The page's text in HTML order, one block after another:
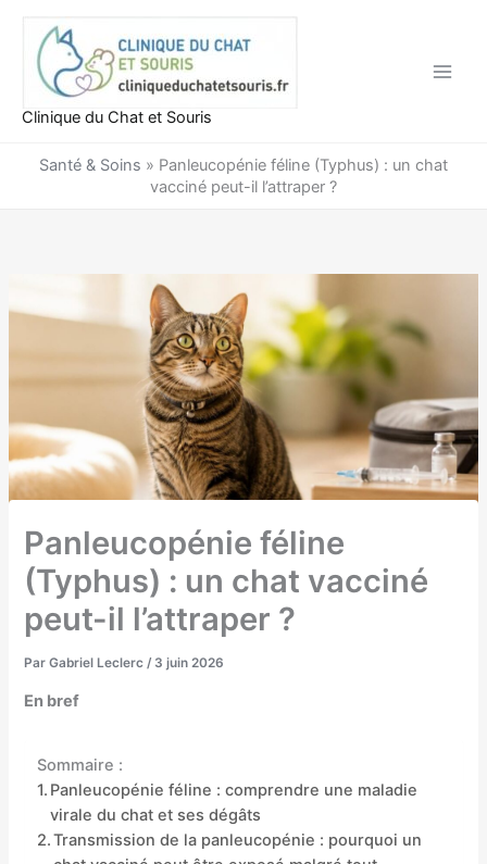
contenu
Clinique du Chat et Souris
Santé & Soins » Panleucopénie féline (Typhus) : un chat
vacciné peut-il l’attraper ?
Panleucopénie féline
(Typhus) : un chat vacciné
peut-il l’attraper ?
ParGabriel Leclerc / 3 juin 2026
En bref
Sommaire :
Panleucopénie féline : comprendre une maladie
virale du chat et ses dégâts
Transmission de la panleucopénie : pourquoi un